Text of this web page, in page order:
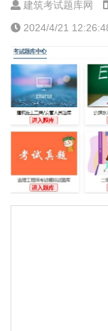
建筑考试题库网
2024/4/21